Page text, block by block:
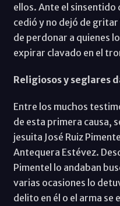
ellos. Ante el sinsentido
cedió y no dejó de gritar
de perdonar a quienes
expirar clavado en el
Religiosos y seglares
Entre los muchos
de esta primera causa,
jesuita José Ruiz
Antequera Estévez.
Pimentel lo andaban
varias ocasiones lo
delito en él o el arma se